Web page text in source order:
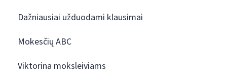
Dažniausiai užduodami klausimai
Mokesčių ABC
Viktorina moksleiviams